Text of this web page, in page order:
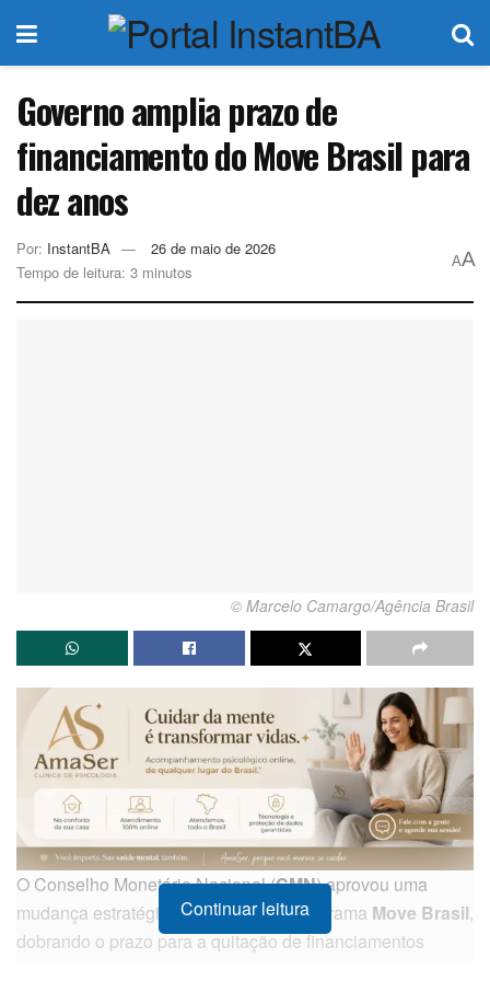
Governo amplia prazo de
financiamento do Move Brasil para
dez anos
Por: InstantBA
26 de maio de 2026
Tempo de leitura: 3 minutos
AA
© Marcelo Camargo/Agência Brasil
O Conselho Monetário Nacional (CMN) aprovou uma
mudança estratégica nas regras do programa Move Brasil,
dobrando o prazo para a quitação de financiamentos
Continuar leitura